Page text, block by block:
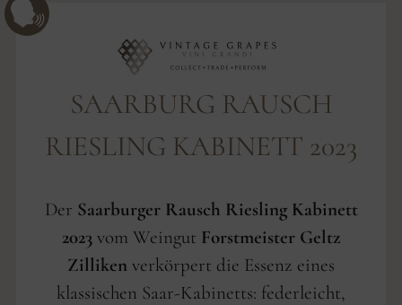
SAARBURG RAUSCH
RIESLING KABINETT 2023
Der Saarburger Rausch Riesling Kabinett
2023vom Weingut Forstmeister Geltz
Zilliken verkörpert die Essenz eines
klassischen Saar-Kabinetts: federleicht,